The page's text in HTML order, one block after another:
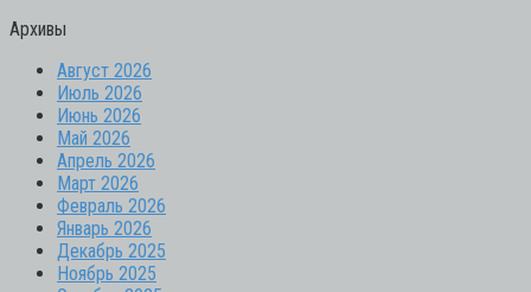
Архивы
Август 2026
Июль 2026
Июнь 2026
Май 2026
Апрель 2026
Март 2026
Февраль 2026
Январь 2026
Декабрь 2025
Ноябрь 2025